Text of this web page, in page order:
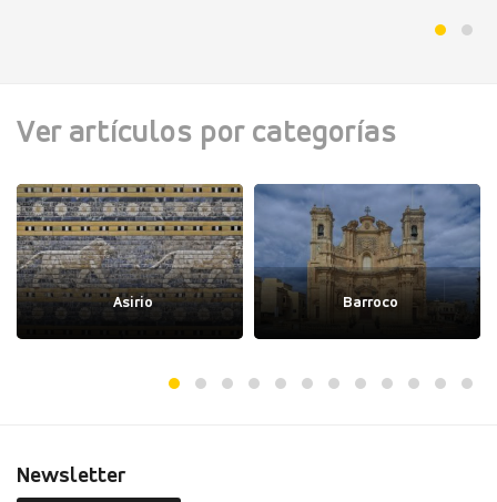
Ver artículos por categorías
Asirio Barroco
Newsletter